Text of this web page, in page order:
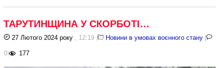
ТАРУТИНЩИНА У СКОРБОТІ…
27 Лютого 2024 року , 12:19 | Новини в умовах воєнного стану |
0| 177